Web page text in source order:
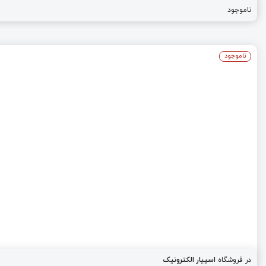
ناموجود
در فروشگاه اسپیار الکترونیک
ناموجود